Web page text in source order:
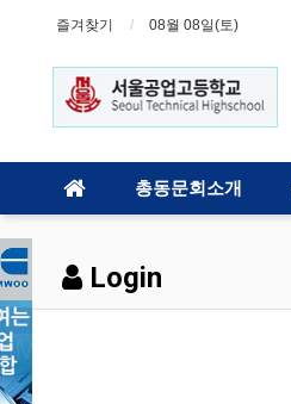
즐겨찾기 08월 08일(토)
총동문회소개
Login